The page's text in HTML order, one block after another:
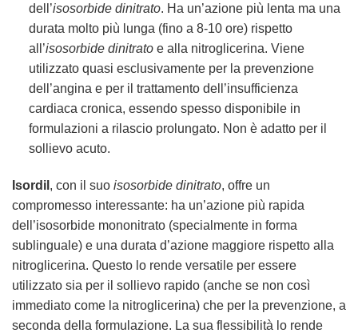
dell’isosorbide dinitrato. Ha un’azione più lenta ma una
durata molto più lunga (fino a 8-10 ore) rispetto
all’isosorbide dinitratoe alla nitroglicerina. Viene
utilizzato quasi esclusivamente per la prevenzione
dell’angina e per il trattamento dell’insufficienza
cardiaca cronica, essendo spesso disponibile in
formulazioni a rilascio prolungato. Non è adatto per il
sollievo acuto.
Isordil , con il suo isosorbide dinitrato, offre un
compromesso interessante: ha un’azione più rapida
dell’isosorbide mononitrato (specialmente in forma
sublinguale) e una durata d’azione maggiore rispetto alla
nitroglicerina. Questo lo rende versatile per essere
utilizzato sia per il sollievo rapido (anche se non così
immediato come la nitroglicerina) che per la prevenzione, a
seconda della formulazione. La sua flessibilità lo rende